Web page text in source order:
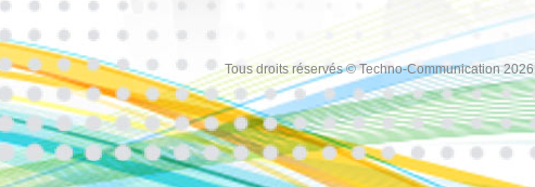
Tous droits réservés © Techno-Communication 2026